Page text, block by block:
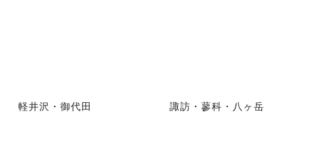
軽井沢・御代田 諏訪・蓼科・八ヶ岳